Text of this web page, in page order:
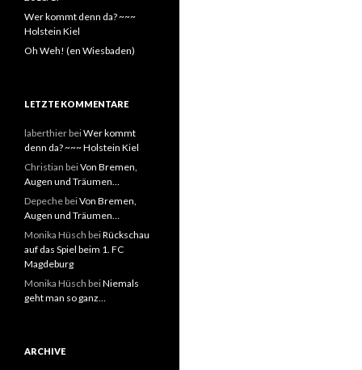
Wer kommt denn da? ~~~
Holstein Kiel
Oh Weh! (en Wiesbaden)
LETZTE KOMMENTARE
laberthierbeiWer kommt
denn da? ~~~ Holstein Kiel
Christian beiVon Bremen,
Augen und Träumen…
DepechebeiVon Bremen,
Augen und Träumen…
Monika Hüsch beiRückschau
auf das Spiel beim 1. FC
Magdeburg
Monika Hüsch beiNiemals
geht man so ganz…
ARCHIVE